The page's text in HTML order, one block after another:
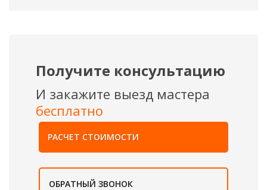
Получите консультацию
И закажите выезд мастера
бесплатно
РАСЧЕТ СТОИМОСТИ
ОБРАТНЫЙ ЗВОНОК